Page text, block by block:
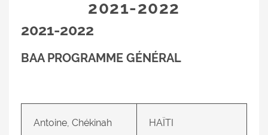
2021-2022
2021-2022
BAA PROGRAMME GÉNÉRAL
Antoine, Chékinah HAÏTI